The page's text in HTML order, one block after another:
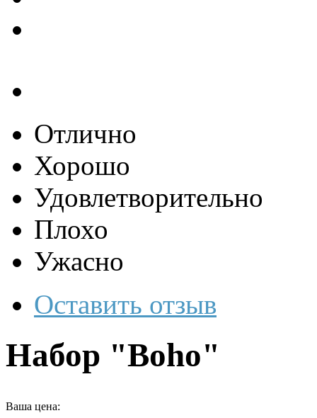
Отлично
Хорошо
Удовлетворительно
Плохо
Ужасно
Оставить отзыв
Набор "Boho"
Ваша цена: